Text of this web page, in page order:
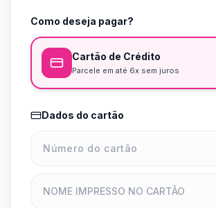
Como deseja pagar?
Cartão de Crédito
Parcele em até 6x sem juros
Dados do cartão